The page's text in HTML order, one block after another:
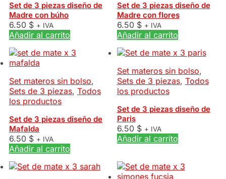
Set de 3 piezas diseño de
Madre con búho
6.50 $ + IVA
Añadir al carrito
Set de 3 piezas diseño de
Madre con flores
6.50 $ + IVA
Añadir al carrito
Set materos sin bolso,
Sets de 3 piezas, Todos
los productos
Set de 3 piezas diseño de
Mafalda
6.50 $ + IVA
Añadir al carrito
Set materos sin bolso,
Sets de 3 piezas, Todos
los productos
Set de 3 piezas diseño de
Paris
6.50 $ + IVA
Añadir al carrito